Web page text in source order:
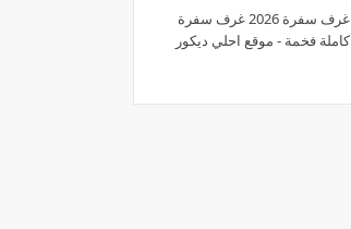
غرف سفرة 2026 غرف سفرة
كاملة فخمة - موقع احلي ديكور